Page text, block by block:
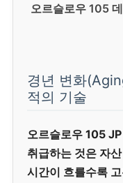
오르슬로우 105
경년 변화
적의 기술
오르슬로우 105
취급하는 것은 자
시간이 흐를수록